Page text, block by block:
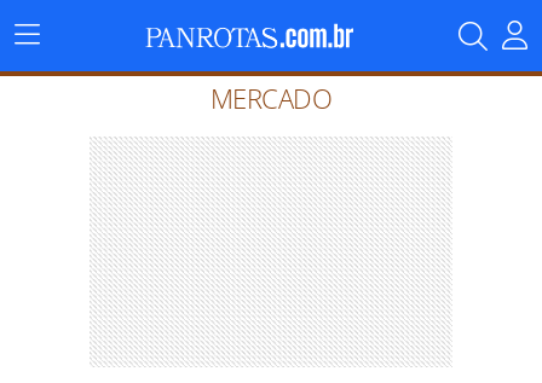
Menu
Principal
MERCADO